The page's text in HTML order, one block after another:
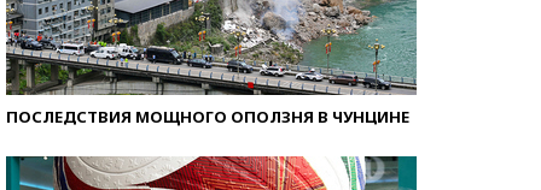
ПОСЛЕДСТВИЯ МОЩНОГО ОПОЛЗНЯ В ЧУНЦИНЕ